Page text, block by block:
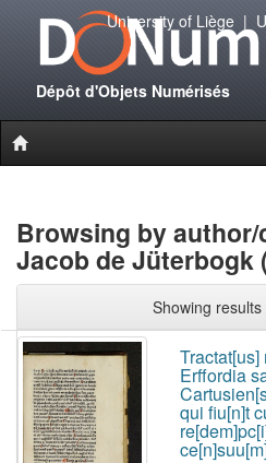
Dépôt d'Objets Numérisés
University of Liège|
Browsing by
Jacob de Jüterbogk
Showing
Erffordia
qui fiu[n]t